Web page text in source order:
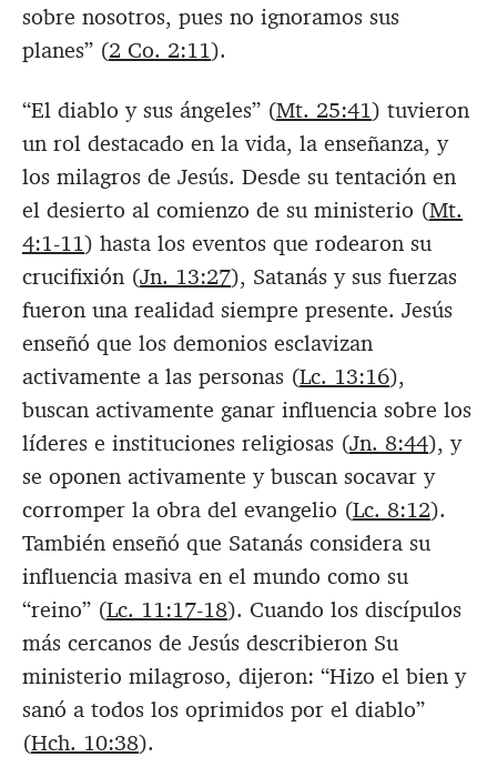
sobre nosotros, pues no ignoramos sus
planes” (2 Co. 2:11).
“El diablo y sus ángeles” (Mt. 25:41) tuvieron
un rol destacado en la vida, la enseñanza, y
los milagros de Jesús. Desde su tentación en
el desierto al comienzo de su ministerio (Mt.
4:1-11) hasta los eventos que rodearon su
crucifixión (Jn. 13:27), Satanás y sus fuerzas
fueron una realidad siempre presente. Jesús
enseñó que los demonios esclavizan
activamente a las personas (Lc. 13:16),
buscan activamente ganar influencia sobre los
líderes e instituciones religiosas (Jn. 8:44), y
se oponen activamente y buscan socavar y
corromper la obra del evangelio (Lc. 8:12).
También enseñó que Satanás considera su
influencia masiva en el mundo como su
“reino” (Lc. 11:17-18). Cuando los discípulos
más cercanos de Jesús describieron Su
ministerio milagroso, dijeron: “Hizo el bien y
sanó a todos los oprimidos por el diablo”
(Hch. 10:38).